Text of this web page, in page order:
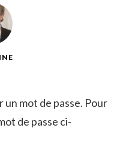
mot de passe. Pour
de passe ci-